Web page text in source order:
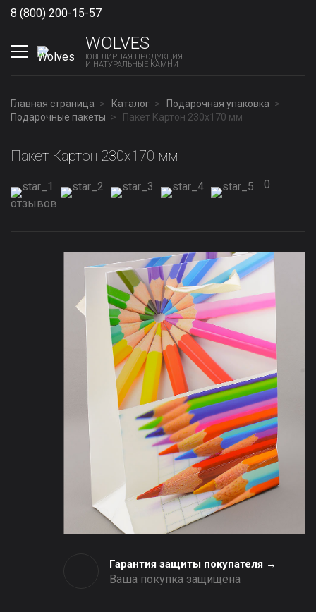
8 (800) 200-15-57
WOLVES
ЮВЕЛИРНАЯ ПРОДУКЦИЯ
И НАТУРАЛЬНЫЕ КАМНИ
Главная страница Каталог
Подарочная упаковка
Подарочные пакеты
Пакет Картон 230х170 мм
Пакет Картон 230х170 мм
0
отзывов
Гарантия защиты покупателя →
Ваша покупка защищена